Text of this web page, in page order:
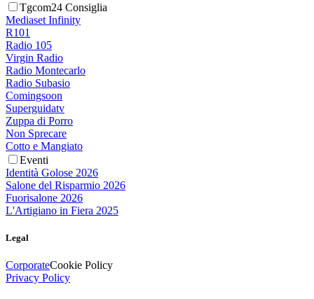
Tgcom24 Consiglia
Mediaset Infinity
R101
Radio 105
Virgin Radio
Radio Montecarlo
Radio Subasio
Comingsoon
Superguidatv
Zuppa di Porro
Non Sprecare
Cotto e Mangiato
Eventi
Identità Golose 2026
Salone del Risparmio 2026
Fuorisalone 2026
L'Artigiano in Fiera 2025
Legal
CorporateCookie Policy
Privacy Policy